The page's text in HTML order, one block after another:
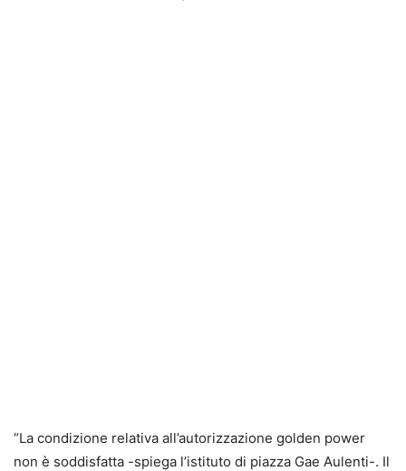
“La condizione relativa all’autorizzazione golden power
non è soddisfatta -spiega l’istituto di piazza Gae Aulenti-. Il